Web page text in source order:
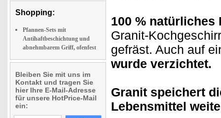
Shopping:
Pfannen-Sets mit
Antihaftbeschichtung und
abnehmbarem Griff, ofenfest
Bleiben Sie mit uns im
Kontakt und tragen Sie
hier Ihre E-Mail-Adresse
für unsere HotPrice-Mail
ein:
100 % natürliches
Granit-
gefräst. Auch auf
wurde verzichtet.
Granit speichert
Lebensmittel